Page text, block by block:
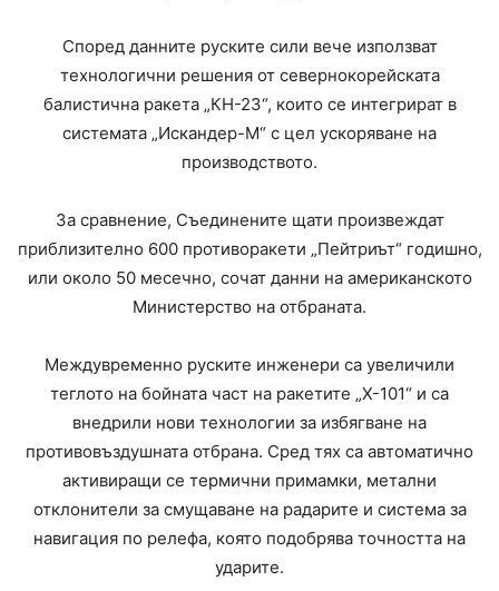
Според данните руските сили вече използват
технологични решения от севернокорейската
балистична ракета „КН-23“, които се интегрират в
системата „Искандер-М“ с цел ускоряване на
производството.
За сравнение, Съединените щати произвеждат
приблизително 600 противоракети „Пейтриът“ годишно,
или около 50 месечно, сочат данни на американското
Министерство на отбраната.
Междувременно руските инженери са увеличили
теглото на бойната част на ракетите „Х-101“ и са
внедрили нови технологии за избягване на
противовъздушната отбрана. Сред тях са автоматично
активиращи се термични примамки, метални
отклонители за смущаване на радарите и система за
навигация по релефа, която подобрява точността на
ударите.